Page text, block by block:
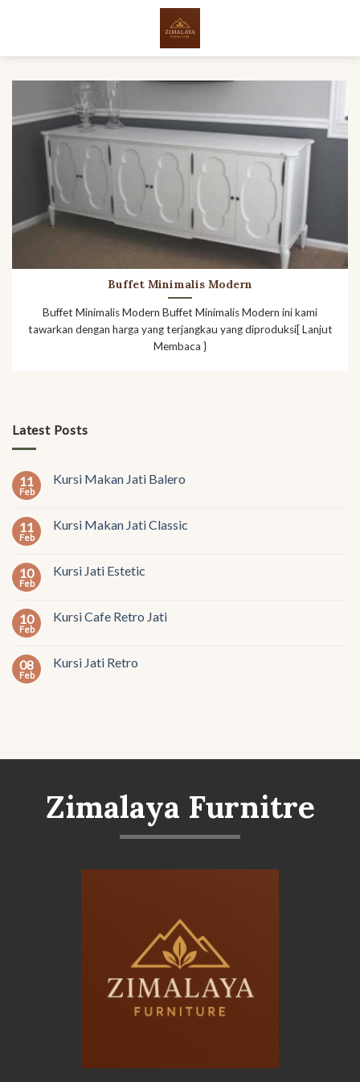
Latest Posts
11
Feb
Kursi Makan Jati Balero
11
Feb
Kursi Makan Jati Classic
10
Feb
Kursi Jati Estetic
10
Feb
Kursi Cafe Retro Jati
08
Feb
Kursi Jati Retro
Buffet Minimalis Modern
Buffet Minimalis Modern Buffet Minimalis Modern ini kami
tawarkan dengan harga yang terjangkau yang diproduksi[ Lanjut
Membaca }
Zimalaya Furnitre